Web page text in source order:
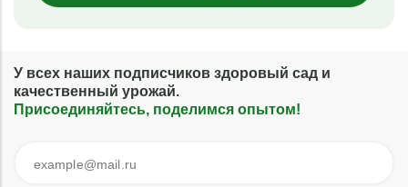
У всех наших подписчиков здоровый сад и
качественный урожай.
Присоединяйтесь, поделимся опытом!